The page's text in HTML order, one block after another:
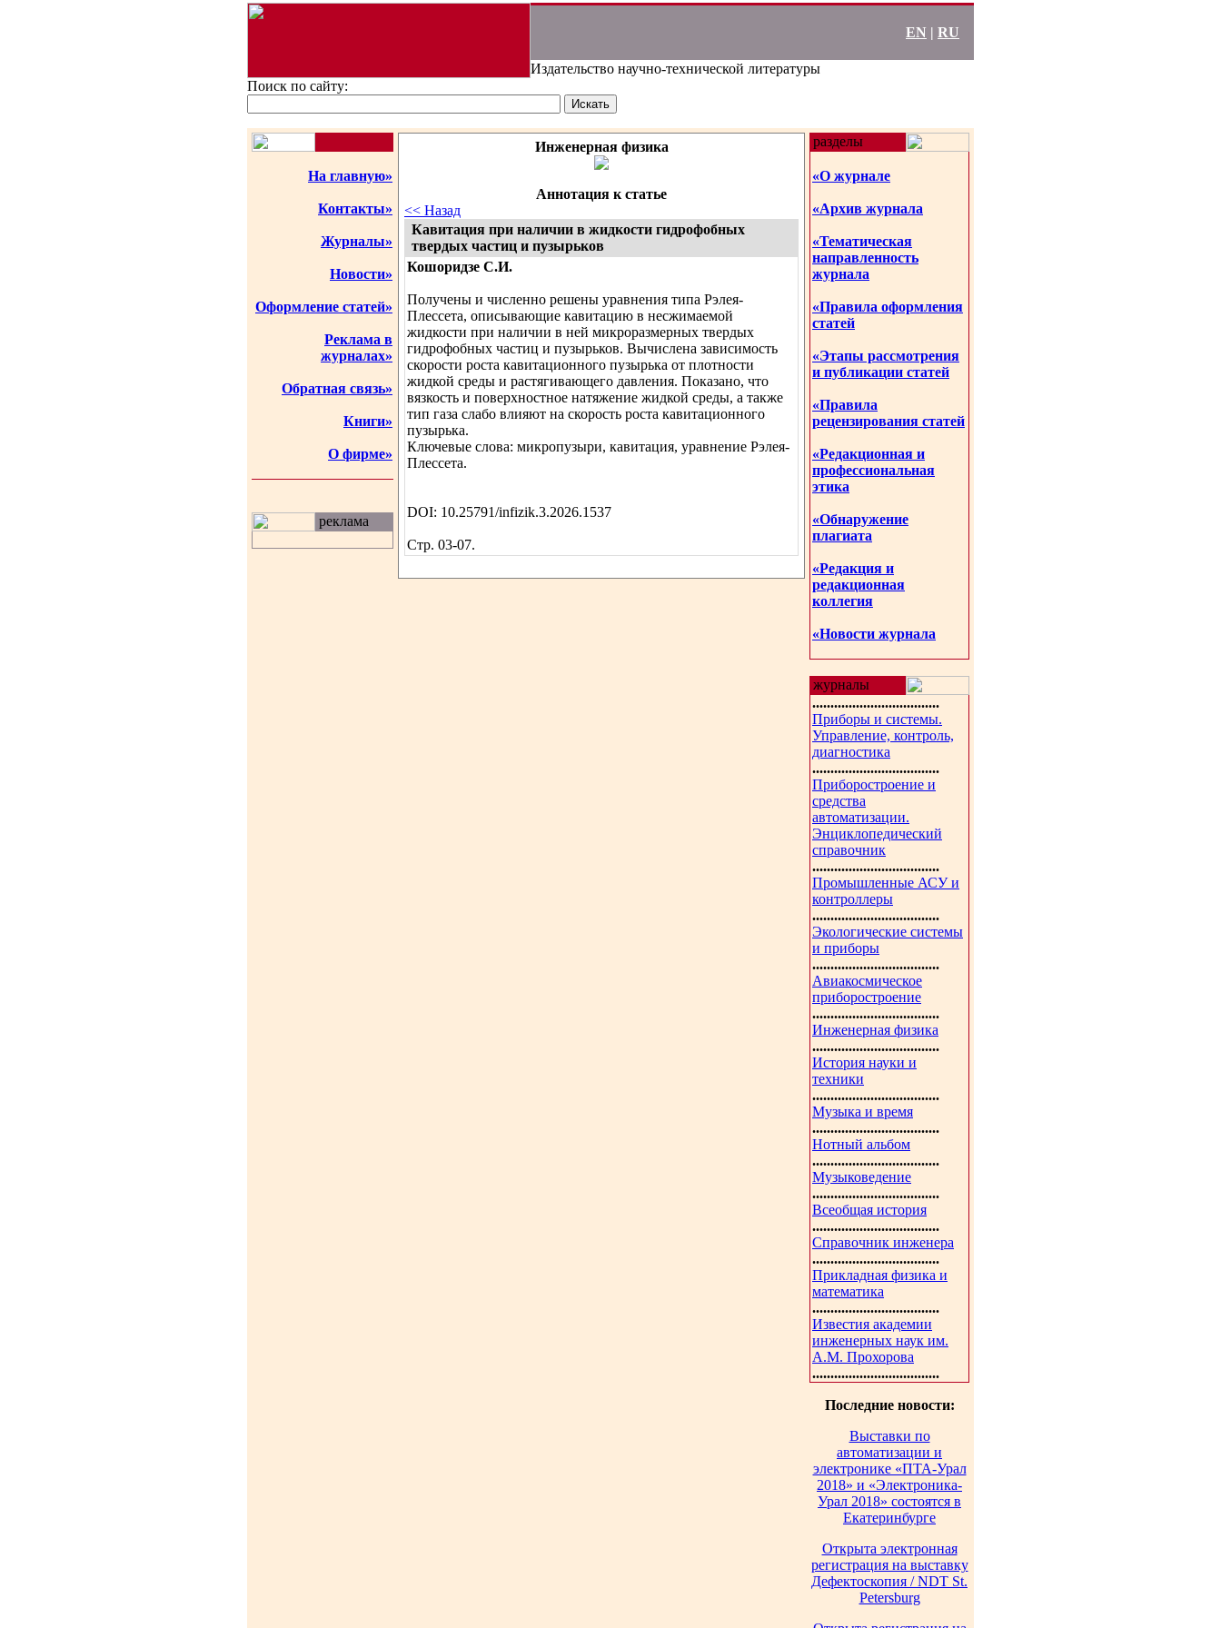
EN | RU
Издательство научно-технической литературы
Поиск по сайту:
На главную»
Контакты»
Журналы»
Новости»
Оформление статей»
Реклама в
журналах»
Обратная связь»
Книги»
О фирме»
реклама
Инженерная физика
Аннотация к статье
<< Назад
Кавитация при наличии в жидкости гидрофобных
твердых частиц и пузырьков
Кошоридзе C.И.
Получены и численно решены уравнения типа Рэлея-
Плессета, описывающие кавитацию в несжимаемой
жидкости при наличии в ней микроразмерных твердых
гидрофобных частиц и пузырьков. Вычислена зависимость
скорости роста кавитационного пузырька от плотности
жидкой среды и растягивающего давления. Показано, что
вязкость и поверхностное натяжение жидкой среды, а также
тип газа слабо влияют на скорость роста кавитационного
пузырька.
Ключевые слова: микропузыри, кавитация, уравнение Рэлея-
Плессета.
DOI: 10.25791/infizik.3.2026.1537
Стр. 03-07.
разделы
«О журнале
«Архив журнала
«Тематическая
направленность
журнала
«Правила оформления
статей
«Этапы рассмотрения
и публикации статей
«Правила
рецензирования статей
«Редакционная и
профессиональная
этика
«Обнаружение
плагиата
«Редакция и
редакционная
коллегия
«Новости журнала
журналы
...................................
Приборы и системы.
Управление, контроль,
диагностика
...................................
Приборостроение и
средства
автоматизации.
Энциклопедический
справочник
...................................
Промышленные АСУ и
контроллеры
...................................
Экологические системы
и приборы
...................................
Авиакосмическое
приборостроение
...................................
Инженерная физика
...................................
История науки и
техники
...................................
Музыка и время
...................................
Нотный альбом
...................................
Музыковедение
...................................
Всеобщая история
...................................
Справочник инженера
...................................
Прикладная физика и
математика
...................................
Известия академии
инженерных наук им.
А.М. Прохорова
...................................
Последние новости:
Выставки по
автоматизации и
электронике «ПТА-Урал
2018» и «Электроника-
Урал 2018» состоятся в
Екатеринбурге
Открыта электронная
регистрация на выставку
Дефектоскопия / NDT St.
Petersburg